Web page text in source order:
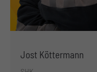
Jost Köttermann